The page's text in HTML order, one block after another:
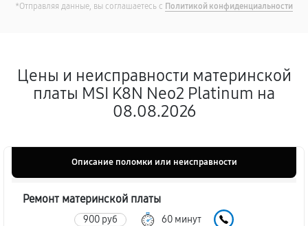
*Отправляя данные, вы соглашаетесь с Политикой конфиденциальности
Цены и неисправности материнской
платы MSI K8N Neo2 Platinum на
08.08.2026
Описание поломки или неисправности
Ремонт материнской платы
900 руб 60 минут